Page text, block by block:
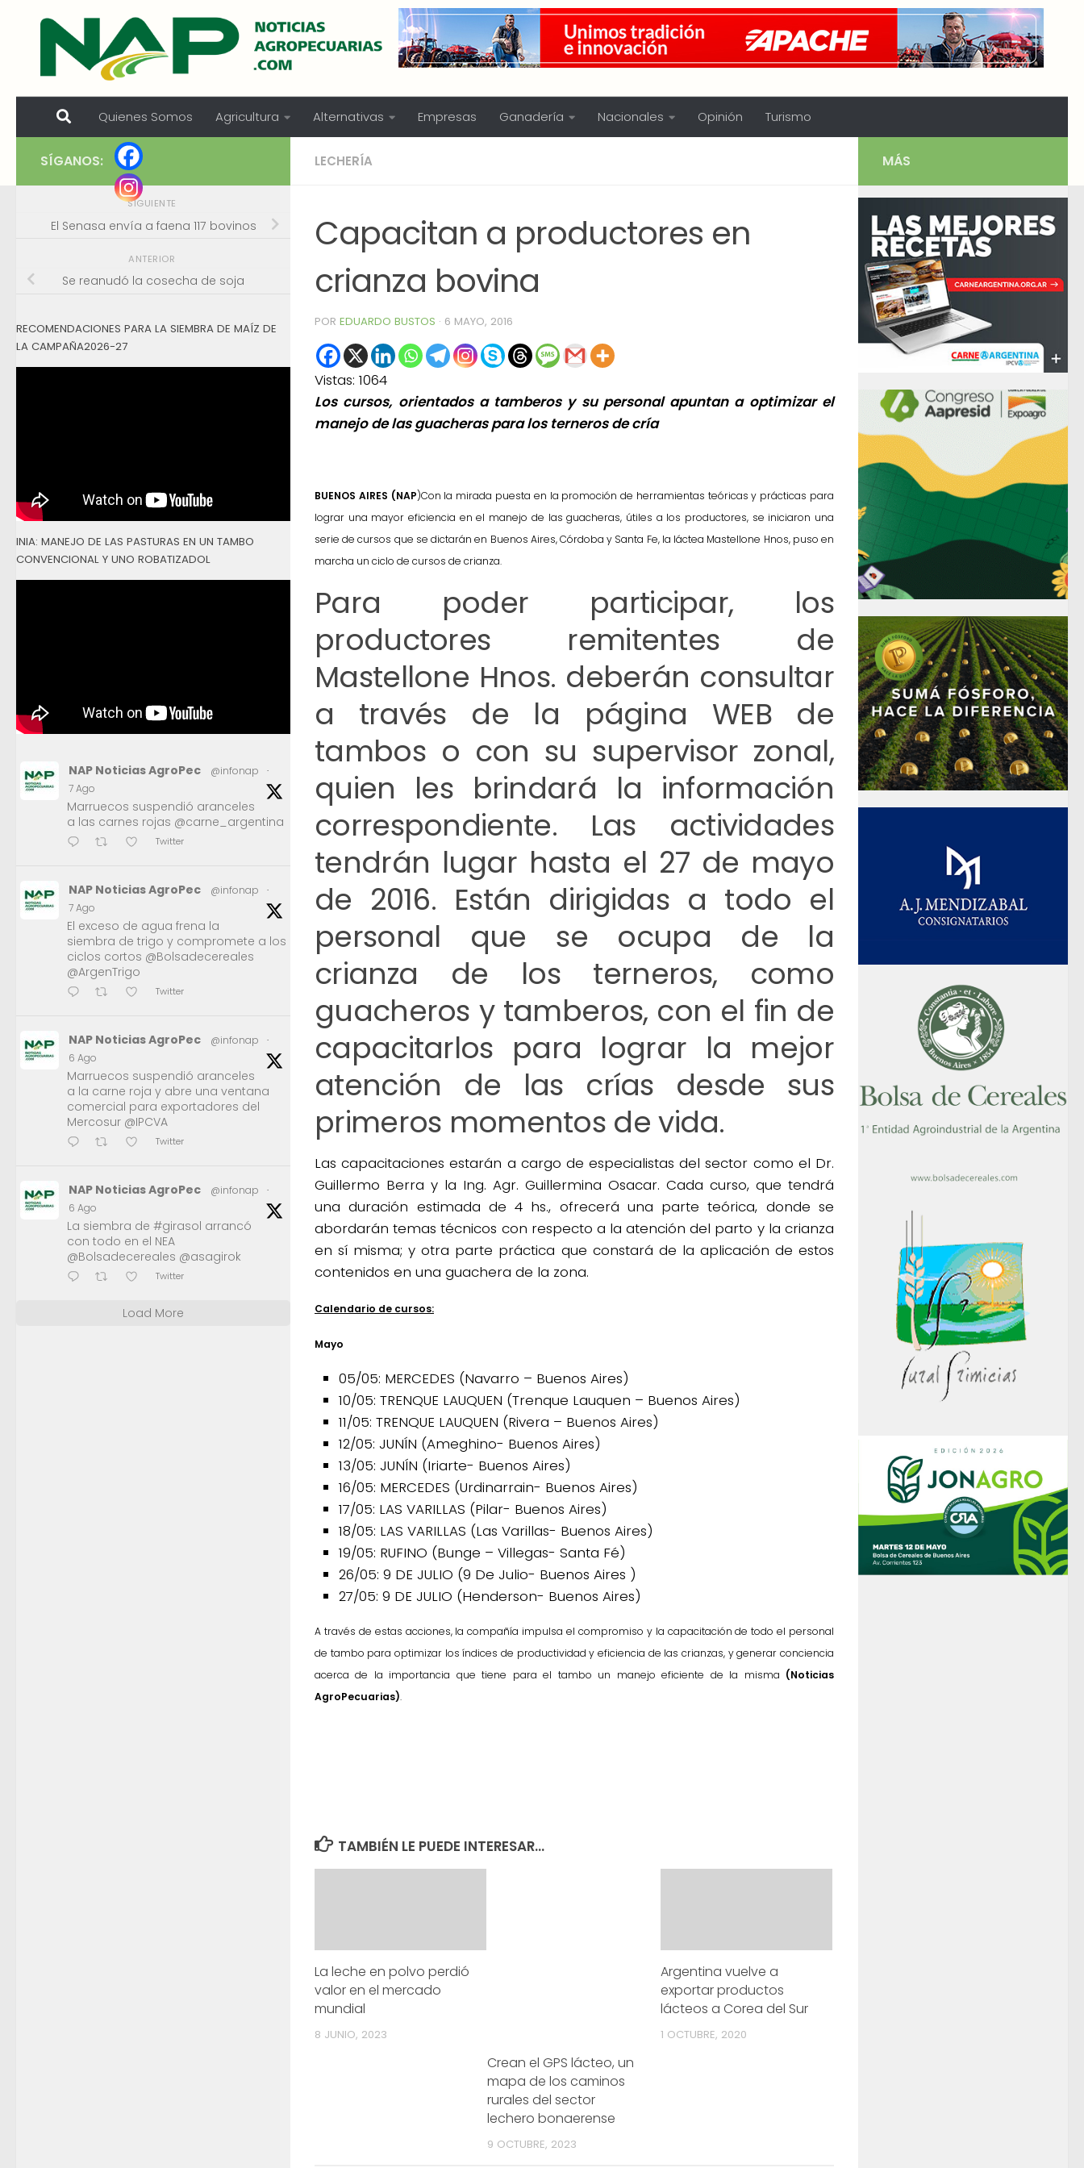
Skip to content
Quienes Somos Agricultura Alternativas Empresas Ganadería Nacionales Opinión Turismo
LECHERÍA
Capacitan a productores en
crianza bovina
POR EDUARDO BUSTOS · 6 MAYO, 2016
Vistas: 1064
Los cursos, orientados a tamberos y su personal apuntan a optimizar el
manejo de las guacheras para los terneros de cría
BUENOS AIRES (NAP)Con la mirada puesta en la promoción de herramientas teóricas y prácticas para
lograr una mayor eficiencia en el manejo de las guacheras, útiles a los productores, se iniciaron una
serie de cursos que se dictarán en Buenos Aires, Córdoba y Santa Fe, la láctea Mastellone Hnos, puso en
marcha un ciclo de cursos de crianza.
Para poder participar, los
productores remitentes de
Mastellone Hnos. deberán consultar
a través de la página WEB de
tambos o con su supervisor zonal,
quien les brindará la información
correspondiente. Las actividades
tendrán lugar hasta el 27 de mayo
de 2016. Están dirigidas a todo el
personal que se ocupa de la
crianza de los terneros, como
guacheros y tamberos, con el fin de
capacitarlos para lograr la mejor
atención de las crías desde sus
primeros momentos de vida.
Las capacitaciones estarán a cargo de especialistas del sector como el Dr.
Guillermo Berra y la Ing. Agr. Guillermina Osacar. Cada curso, que tendrá
una duración estimada de 4 hs., ofrecerá una parte teórica, donde se
abordarán temas técnicos con respecto a la atención del parto y la crianza
en sí misma; y otra parte práctica que constará de la aplicación de estos
contenidos en una guachera de la zona.
Calendario de cursos:
Mayo
05/05: MERCEDES (Navarro – Buenos Aires)
10/05: TRENQUE LAUQUEN (Trenque Lauquen – Buenos Aires)
11/05: TRENQUE LAUQUEN (Rivera – Buenos Aires)
12/05: JUNÍN (Ameghino- Buenos Aires)
13/05: JUNÍN (Iriarte- Buenos Aires)
16/05: MERCEDES (Urdinarrain- Buenos Aires)
17/05: LAS VARILLAS (Pilar- Buenos Aires)
18/05: LAS VARILLAS (Las Varillas- Buenos Aires)
19/05: RUFINO (Bunge – Villegas- Santa Fé)
26/05: 9 DE JULIO (9 De Julio- Buenos Aires )
27/05: 9 DE JULIO (Henderson- Buenos Aires)
A través de estas acciones, la compañía impulsa el compromiso y la capacitación de todo el personal
de tambo para optimizar los índices de productividad y eficiencia de las crianzas, y generar conciencia
acerca de la importancia que tiene para el tambo un manejo eficiente de la misma (Noticias
AgroPecuarias).
TAMBIÉN LE PUEDE INTERESAR...
La leche en polvo perdió
valor en el mercado
mundial
8 JUNIO, 2023
Crean el GPS lácteo, un
mapa de los caminos
rurales del sector
lechero bonaerense
9 OCTUBRE, 2023
Argentina vuelve a
exportar productos
lácteos a Corea del Sur
1 OCTUBRE, 2020
SÍGANOS:
SIGUIENTE
El Senasa envía a faena 117 bovinos
ANTERIOR
Se reanudó la cosecha de soja
RECOMENDACIONES PARA LA SIEMBRA DE MAÍZ DE
LA CAMPAÑA2026-27
INIA: MANEJO DE LAS PASTURAS EN UN TAMBO
CONVENCIONAL Y UNO ROBATIZADOL
NAP Noticias AgroPec @infonap
·
7 Ago
Marruecos suspendió aranceles
a las carnes rojas @carne_argentina
Twitter
NAP Noticias AgroPec @infonap
·
7 Ago
El exceso de agua frena la
siembra de trigo y compromete a los
ciclos cortos @Bolsadecereales
@ArgenTrigo
Twitter
NAP Noticias AgroPec @infonap
·
6 Ago
Marruecos suspendió aranceles
a la carne roja y abre una ventana
comercial para exportadores del
Mercosur @IPCVA
Twitter
NAP Noticias AgroPec @infonap
·
6 Ago
La siembra de #girasol arrancó
con todo en el NEA
@Bolsadecereales @asagirok
Twitter
Load More
MÁS